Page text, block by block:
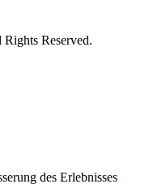
Reserved.
des Erlebnisses